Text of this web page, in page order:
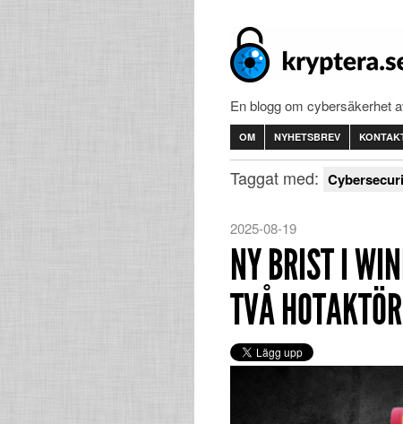
En blogg om cybersäkerhet
OM NYHETSBREV
Taggat med:
2025-08-19
NY BRIST I
TVÅ